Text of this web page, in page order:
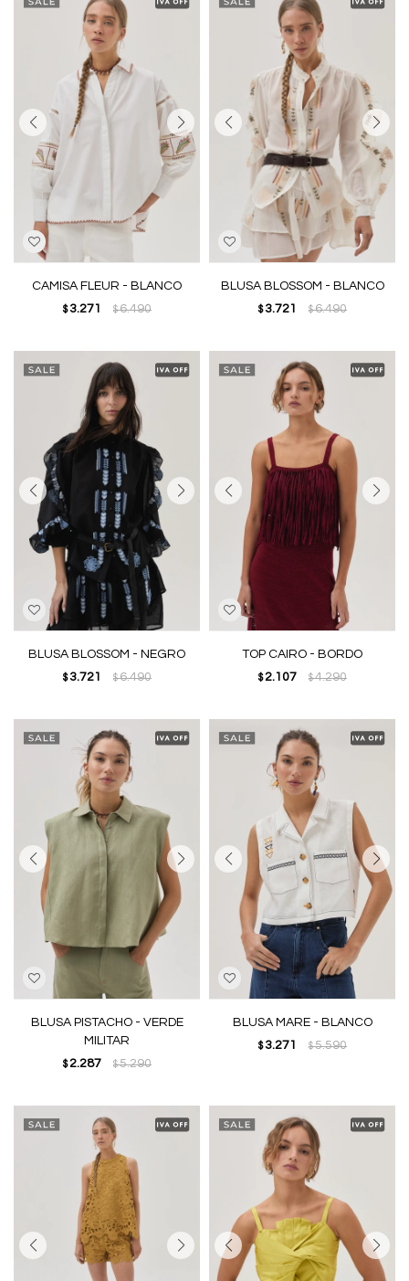
CAMISA FLEUR - BLANCO
$ 3.271 $6.490
BLUSA BLOSSOM - BLANCO
$ 3.721 $6.490
BLUSA BLOSSOM - NEGRO
$ 3.721 $6.490
TOP CAIRO - BORDO
$ 2.107 $4.290
BLUSA PISTACHO - VERDE
MILITAR
$ 2.287 $5.290
BLUSA MARE - BLANCO
$ 3.271 $5.590